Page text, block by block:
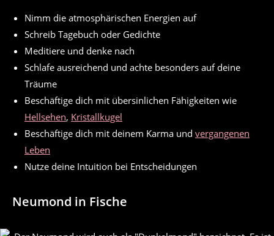
Nimm die atmosphärischen Energien auf
Schreib Tagebuch oder Gedichte
Meditiere und denke nach
Schlafe ausreichend und achte besonders auf deine
Träume
Beschäftige dich mit übersinlichen Fähigkeiten wie
Hellsehen, Kristallkugel
Beschäftige dich mit deinem Karma und vergangenen
Leben
Nutze deine Intuition bei Entscheidungen
Neumond in Fische